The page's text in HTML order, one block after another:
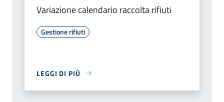
Variazione calendario raccolta rifiuti
Gestione rifiuti
LEGGI DI PIÙ